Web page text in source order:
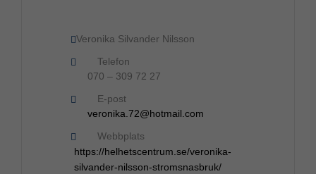
Veronika Silvander Nilsson
Telefon
070 – 309 72 27
E-post
veronika.72@hotmail.com
Webbplats
https://helhetscentrum.se/veronika-
silvander-nilsson-stromsnasbruk/